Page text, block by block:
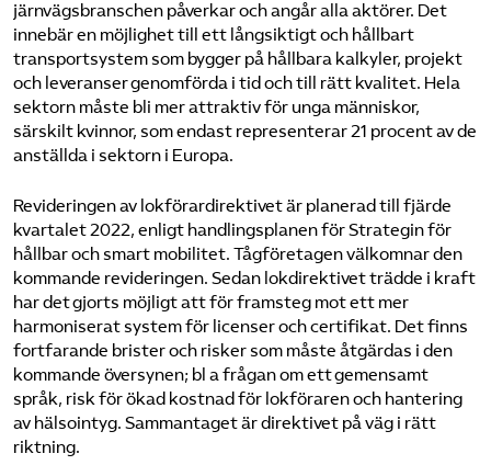
Bli medlem
Logga in på Arbetsgivarguiden
järnvägsbranschen påverkar och angår alla aktörer. Det
innebär en möjlighet till ett långsiktigt och hållbart
transportsystem som bygger på hållbara kalkyler, projekt
och leveranser genomförda i tid och till rätt kvalitet. Hela
sektorn måste bli mer attraktiv för unga människor,
särskilt kvinnor, som endast representerar 21 procent av de
anställda i sektorn i Europa.
Revideringen av lokförardirektivet är planerad till fjärde
kvartalet 2022, enligt handlingsplanen för Strategin för
hållbar och smart mobilitet. Tågföretagen välkomnar den
kommande revideringen. Sedan lokdirektivet trädde i kraft
har det gjorts möjligt att för framsteg mot ett mer
harmoniserat system för licenser och certifikat. Det finns
fortfarande brister och risker som måste åtgärdas i den
kommande översynen; bl a frågan om ett gemensamt
språk, risk för ökad kostnad för lokföraren och hantering
av hälsointyg. Sammantaget är direktivet på väg i rätt
riktning.